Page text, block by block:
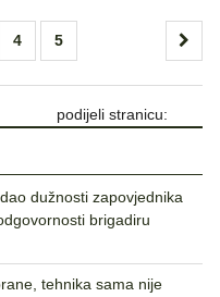
4 5
podijeli stranicu:
dužnosti zapovjednika
brigadiru
tehnika sama nije